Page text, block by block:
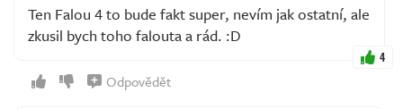
Ten Falou 4 to bude fakt super, nevím jak ostatní, ale
zkusil bych toho falouta a rád. :D
4
Odpovědět